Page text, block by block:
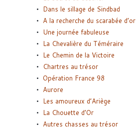
Dans le sillage de Sindbad
A la recherche du scarabée d’or
Une journée fabuleuse
La Chevalière du Téméraire
Le Chemin de la Victoire
Chartres au trésor
Opération France 98
Aurore
Les amoureux d’Ariège
La Chouette d’Or
Autres chasses au trésor